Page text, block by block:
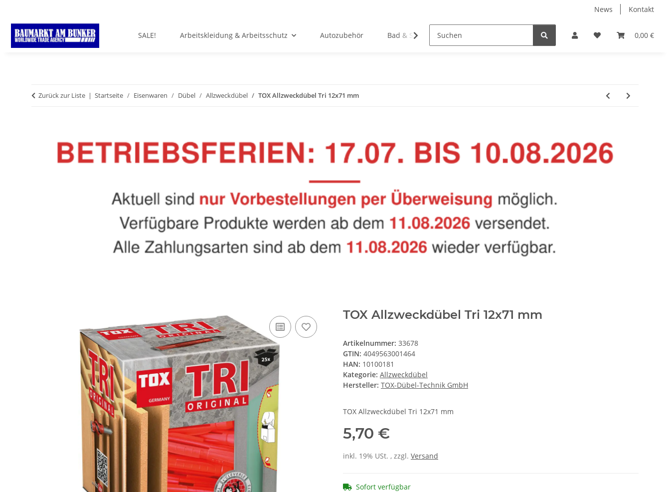
News Kontakt
0,00 €
SALE! Arbeitskleidung & Arbeitsschutz Autozubehör Bad & Sanitär Belüftung & Entlüftung
Zurück zur Liste Startseite Eisenwaren Dübel Allzweckdübel TOX Allzweckdübel Tri 12x71 mm
TOX Allzweckdübel Tri 12x71 mm
Artikelnummer: 33678
GTIN: 4049563001464
HAN: 10100181
Kategorie: Allzweckdübel
Hersteller: TOX-Dübel-Technik GmbH
TOX Allzweckdübel Tri 12x71 mm
5,70 €
inkl. 19% USt. , zzgl. Versand
Sofort verfügbar